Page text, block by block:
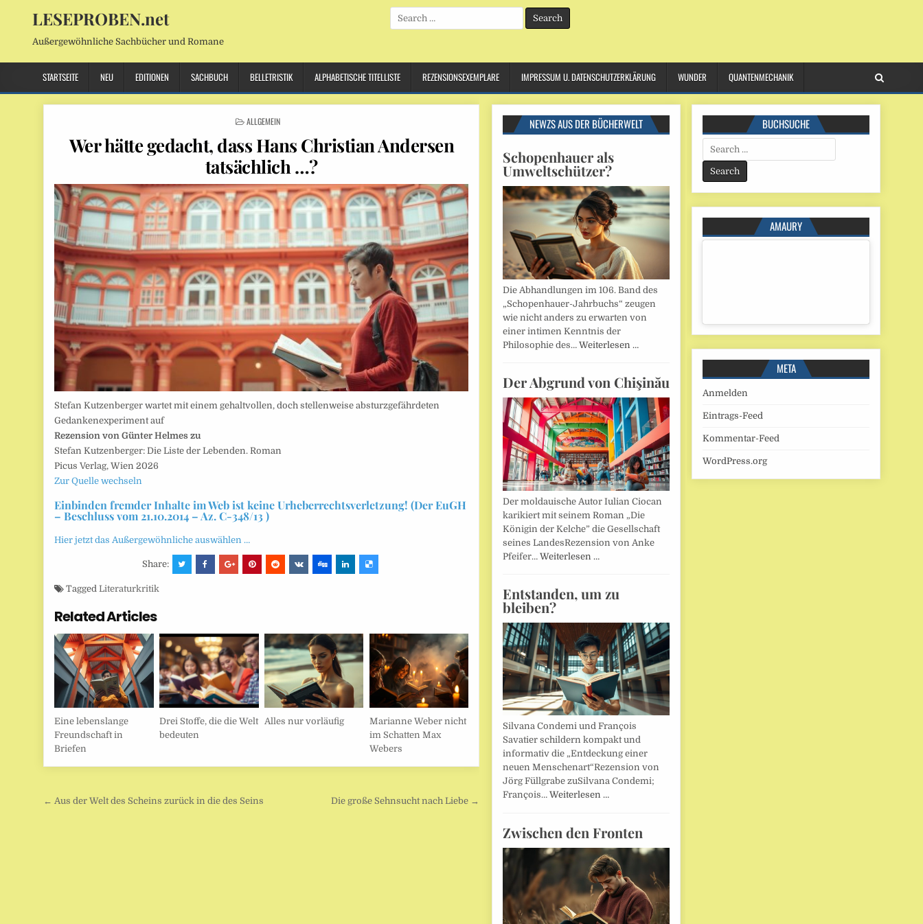
LESEPROBEN.net
Außergewöhnliche Sachbücher und Romane
Search
for:
STARTSEITE NEU EDITIONEN SACHBUCH BELLETRISTIK ALPHABETISCHE TITELLISTE REZENSIONSEXEMPLARE IMPRESSUM U. DATENSCHUTZERKLÄRUNG WUNDER QUANTENMECHANIK
POSTED
ALLGEMEIN
Wer hätte gedacht, dass Hans Christian Andersen
tatsächlich …?
Stefan Kutzenberger wartet mit einem gehaltvollen, doch stellenweise absturzgefährdeten
Gedankenexperiment auf
Rezension von Günter Helmes zu
Stefan Kutzenberger: Die Liste der Lebenden. Roman
Picus Verlag, Wien 2026
Zur Quelle wechseln
Einbinden fremder Inhalte im Web ist keine Urheberrechtsverletzung! (Der EuGH
– Beschluss vom 21.10.2014 – Az. C-348/13 )
Hier jetzt das Außergewöhnliche auswählen …
Share:
TaggedLiteraturkritik
Related Articles
Eine lebenslange
Freundschaft in
Briefen
Drei Stoffe, die die Welt
bedeuten
Alles nur vorläufig
Marianne Weber nicht
im Schatten Max
Webers
Beitragsnavigation
← Aus der Welt des Scheins zurück in die des Seins Die große Sehnsucht nach Liebe →
NEWZS AUS DER BÜCHERWELT
Schopenhauer als
Umweltschützer?
Die Abhandlungen im 106. Band des
„Schopenhauer-Jahrbuchs“ zeugen
wie nicht anders zu erwarten von
einer intimen Kenntnis der
Philosophie des… Weiterlesen …
Der Abgrund von Chişinău
Der moldauische Autor Iulian Ciocan
karikiert mit seinem Roman „Die
Königin der Kelche” die Gesellschaft
seines LandesRezension von Anke
Pfeifer… Weiterlesen …
Entstanden, um zu
bleiben?
Silvana Condemi und François
Savatier schildern kompakt und
informativ die „Entdeckung einer
neuen Menschenart“Rezension von
Jörg Füllgrabe zuSilvana Condemi;
François… Weiterlesen …
Zwischen den Fronten
BUCHSUCHE
Search
for:
AMAURY
META
Anmelden
Eintrags-Feed
Kommentar-Feed
WordPress.org